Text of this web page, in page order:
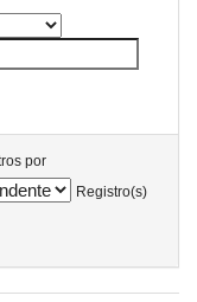
por
Registro(s)